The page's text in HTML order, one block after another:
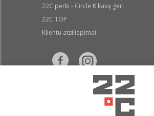
22C perki - Circle K kavą geri
22C TOP
Klientu atsiliepimai